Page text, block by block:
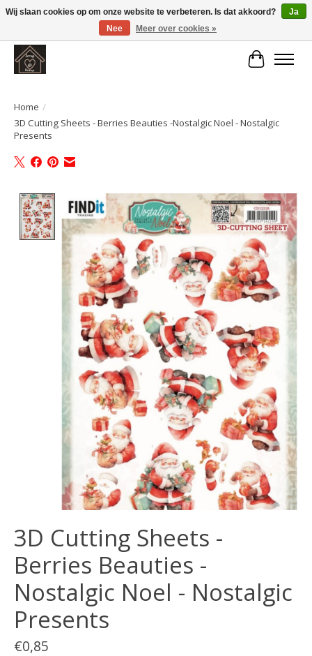
Large selection of products and fast shipping!
Home /
3D Cutting Sheets - Berries Beauties -Nostalgic Noel - Nostalgic
Presents
Product image slideshow Items
3D Cutting Sheets -
Berries Beauties -
Nostalgic Noel - Nostalgic
Presents
€0,85
Wij slaan cookies op om onze website te verbeteren. Is dat akkoord?
Ja
Nee
Meer over cookies »